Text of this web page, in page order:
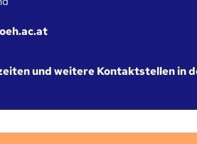
und weitere Kontaktstellen in